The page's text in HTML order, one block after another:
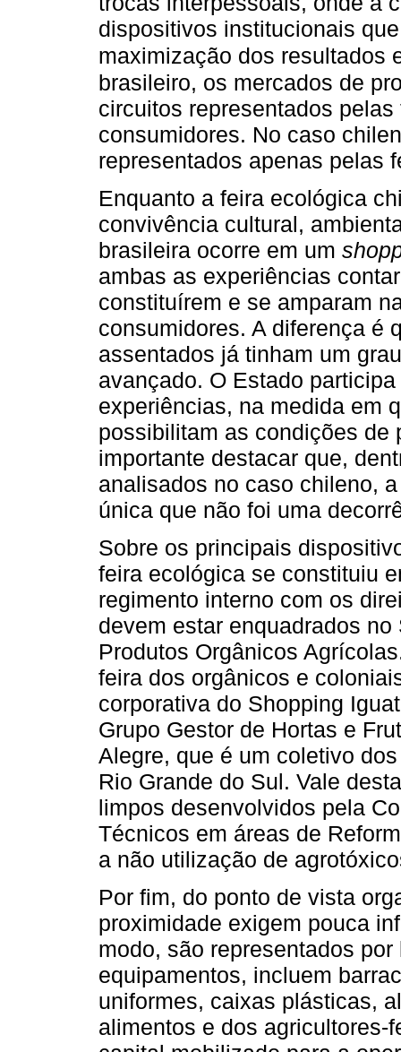
dispositivos institucionais
maximização dos resultados
brasileiro, os mercados de
circuitos representados
consumidores. No caso
representados apenas pelas
Enquanto a feira ecológica
convivência cultural,
brasileira ocorre em um
ambas as experiências
constituírem e se amparam
consumidores. A diferença é
assentados já tinham um
avançado. O Estado
experiências, na medida em
possibilitam as condições de
importante destacar que,
analisados no caso chileno,
única que não foi uma
Sobre os principais
feira ecológica se constituiu
regimento interno com os
devem estar enquadrados
Produtos Orgânicos
feira dos orgânicos e
corporativa do Shopping
Grupo Gestor de Hortas e
Alegre, que é um coletivo
Rio Grande do Sul. Vale
limpos desenvolvidos pela
Técnicos em áreas de
a não utilização de
Por fim, do ponto de vista
proximidade exigem pouca
modo, são representados
equipamentos, incluem
uniformes, caixas plásticas,
alimentos e dos agricultores-